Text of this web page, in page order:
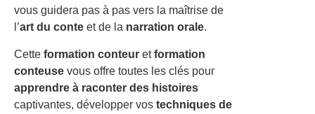
vous guidera pas à pas vers la maîtrise de
l’art du conte et de la narration orale.
Cette formation conteur etformation
conteuse vous offre toutes les clés pour
apprendre à raconter des histoires
captivantes, développer vos techniques de